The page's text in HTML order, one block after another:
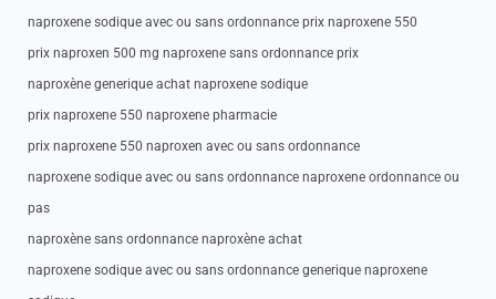
naproxene sodique avec ou sans ordonnance prix naproxene 550
prix naproxen 500 mg naproxene sans ordonnance prix
naproxène generique achat naproxene sodique
prix naproxene 550 naproxene pharmacie
prix naproxene 550 naproxen avec ou sans ordonnance
naproxene sodique avec ou sans ordonnance naproxene ordonnance ou
pas
naproxène sans ordonnance naproxène achat
naproxene sodique avec ou sans ordonnance generique naproxene